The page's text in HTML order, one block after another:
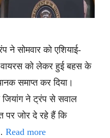
ने सोमवार को एशियाई-
वायरस को लेकर हुई बहस के
समाप्त कर दिया।
जियांग ने ट्रंप से सवाल
पर जोर दे रहे हैं कि
Read more